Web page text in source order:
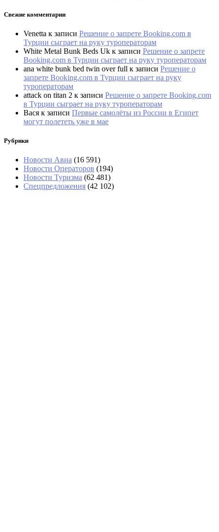
Свежие комментарии
Venetta к записи Решение о запрете Booking.com в
Турции сыграет на руку туроператорам
White Metal Bunk Beds Uk к записи Решение о запрете
Booking.com в Турции сыграет на руку туроператорам
ana white bunk bed twin over full к записи Решение о
запрете Booking.com в Турции сыграет на руку
туроператорам
attack on titan 2 к записи Решение о запрете Booking.com
в Турции сыграет на руку туроператорам
Вася к записи Первые самолёты из России в Египет
могут полететь уже в мае
Рубрики
Новости Авиа (16 591)
Новости Операторов (194)
Новости Туризма (62 481)
Спецпредложения (42 102)